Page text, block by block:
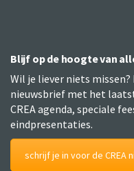
Blijf op de hoogte van
Wil je liever niets missen?
nieuwsbrief met het
CREA agenda, speciale
eindpresentaties.
schrijf je in voor de CREA